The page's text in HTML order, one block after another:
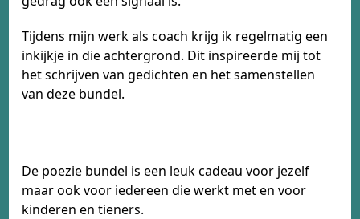
Tijdens mijn werk als coach krijg ik regelmatig een
inkijkje in die achtergrond. Dit inspireerde mij tot
het schrijven van gedichten en het samenstellen
van deze bundel.
De poezie bundel is een leuk cadeau voor jezelf
maar ook voor iedereen die werkt met en voor
kinderen en tieners.